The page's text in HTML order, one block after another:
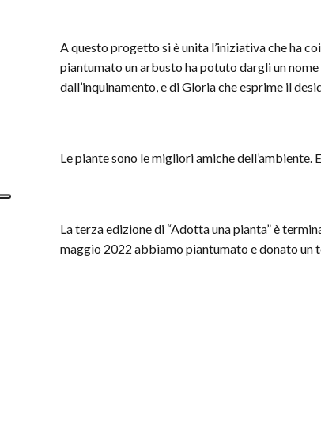
A questo progetto si è unita l’iniziativa che ha
piantumato un arbusto ha potuto dargli un
dall’inquinamento, e di Gloria che esprime il
Le piante sono le migliori amiche dell’ambiente.
La terza edizione di “Adotta una pianta” è
maggio 2022 abbiamo piantumato e donato un